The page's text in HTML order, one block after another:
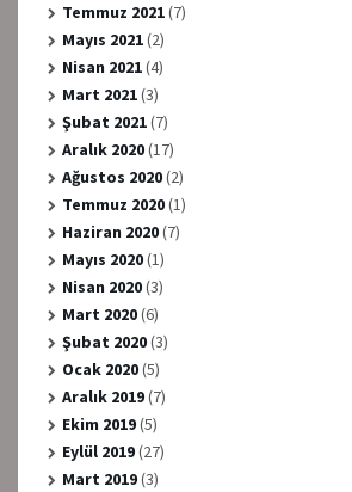
Temmuz 2021(7)
Mayıs 2021(2)
Nisan 2021(4)
Mart 2021(3)
Şubat 2021(7)
Aralık 2020(17)
Ağustos 2020(2)
Temmuz 2020(1)
Haziran 2020(7)
Mayıs 2020(1)
Nisan 2020(3)
Mart 2020(6)
Şubat 2020(3)
Ocak 2020(5)
Aralık 2019(7)
Ekim 2019(5)
Eylül 2019(27)
Mart 2019(3)